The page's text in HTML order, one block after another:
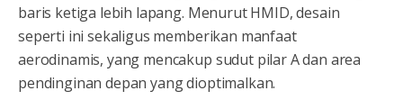
baris ketiga lebih lapang. Menurut HMID, desain
seperti ini sekaligus memberikan manfaat
aerodinamis, yang mencakup sudut pilar A dan area
pendinginan depan yang dioptimalkan.